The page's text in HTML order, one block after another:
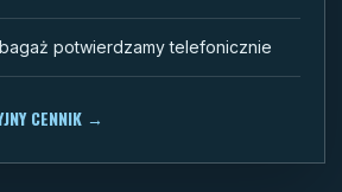
potwierdzamy telefonicznie
CENNIK →